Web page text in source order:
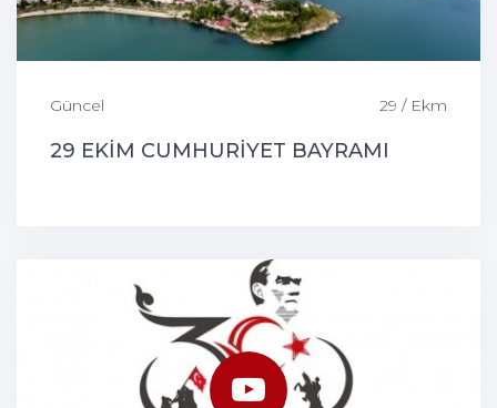
Güncel 29 / Ekm
29 EKİM CUMHURİYET BAYRAMI